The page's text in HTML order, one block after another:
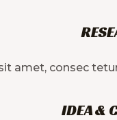
amet, consec
IDEA &